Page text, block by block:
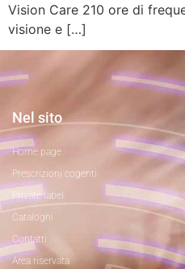
Vision Care 210 ore di
visione e […]
Nel sito
Home page
Prescrizioni cogenti
Private label
Cataloghi
Contatti
Area riservata